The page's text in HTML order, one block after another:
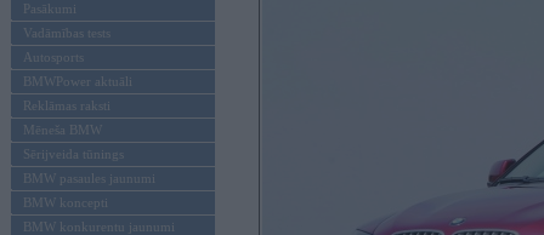
Pasākumi
Vadāmības tests
Autosports
BMWPower aktuāli
Reklāmas raksti
Mēneša BMW
Sērijveida tūnings
BMW pasaules jaunumi
BMW koncepti
BMW konkurentu jaunumi